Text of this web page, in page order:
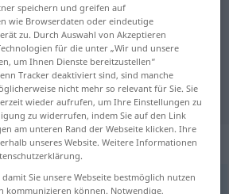
Übersetzung
Übersetzung
: unregelmäßig
speichern und greifen auf
wie Browserdaten oder eindeutige
zu. Durch Auswahl von Akzeptieren
für die unter „Wir und unsere
um Ihnen Dienste bereitzustellen“
Tracker deaktiviert sind, sind manche
nicht mehr so relevant für Sie. Sie
wieder aufrufen, um Ihre Einstellungen zu
zu widerrufen, indem Sie auf den Link
am unteren Rand der Webseite klicken. Ihre
unseres Website. Weitere Informationen
Sie unsere Webseite bestmöglich nutzen
kommunizieren können. Notwendige,